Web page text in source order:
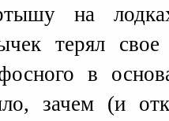
на
терял
в
зачем (и